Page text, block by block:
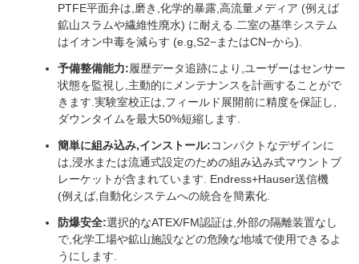
PTFE平面弁は,磨き,化学的暴露,高流量メディア (例えば
鉱山スラムや繊維性廃水) に耐える.二室の基準システム
はイオン中毒を減らす (e.g,S2−またはCN−から).
予備整備能力: 履歴データ追跡により,ユーザーはセンサー
状態を監視し,主動的にメンテナンスを計画することがで
きます.実験室校正は,フィールド展開前に精度を保証し,
ダウンタイムを最大50%短縮します.
簡単に組み込み,インストール:コンパクトなデザインに
は,浸水または流通式設定のための組み込み式マウントブ
レーケットが含まれています. Endress+Hauser送信機
(例えば,自動化システムへの統合を簡素化.
防爆安全:選択的なATEX/FM認証は,外部の隔離装置なし
で,化学工場や鉱山施設などの危険な地域で使用できるよ
うにします.